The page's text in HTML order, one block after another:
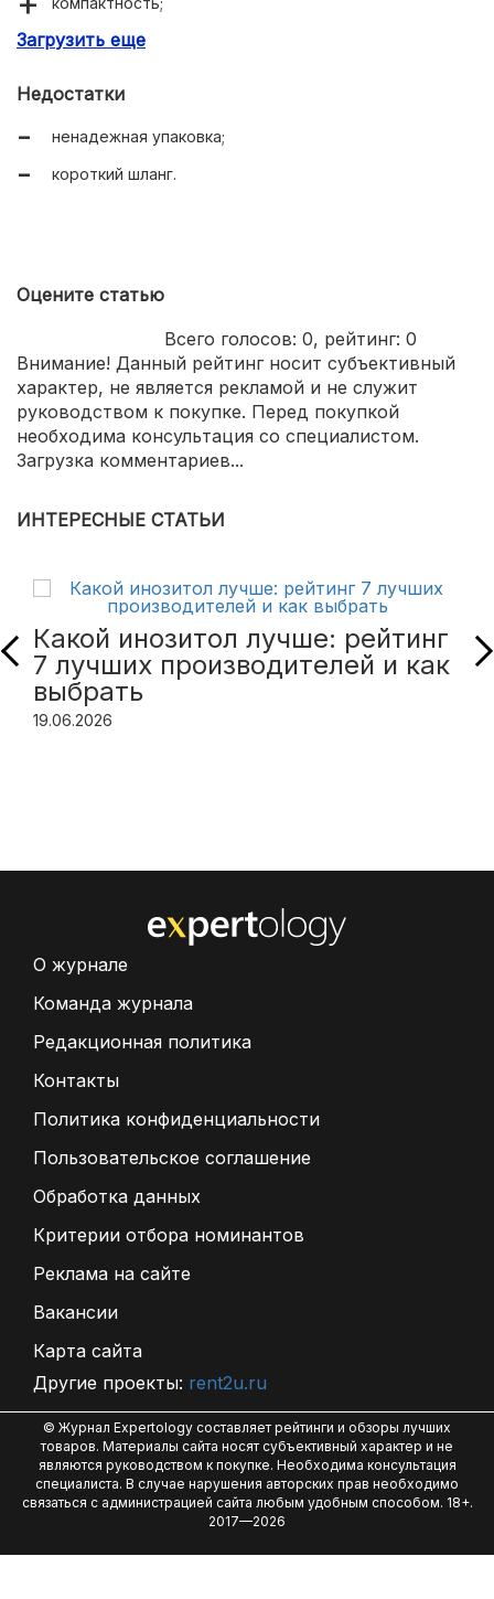
вместительность.
Загрузить еще
Недостатки
ненадежная упаковка;
короткий шланг.
Оцените статью
Всего голосов: 0, рейтинг: 0
Внимание! Данный рейтинг носит субъективный
характер, не является рекламой и не служит
руководством к покупке. Перед покупкой
необходима консультация со специалистом.
Загрузка комментариев...
ИНТЕРЕСНЫЕ СТАТЬИ
Какой инозитол лучше: рейтинг
7 лучших производителей и как
выбрать
19.06.2026
О журнале
Команда журнала
Редакционная политика
Контакты
Политика конфиденциальности
Пользовательское соглашение
Обработка данных
Критерии отбора номинантов
Реклама на сайте
Вакансии
Карта сайта
Другие проекты: rent2u.ru
© Журнал Expertology составляет рейтинги и обзоры лучших
товаров. Материалы сайта носят субъективный характер и не
являются руководством к покупке. Необходима консультация
специалиста. В случае нарушения авторских прав необходимо
связаться с администрацией сайта любым удобным способом. 18+.
2017—2026